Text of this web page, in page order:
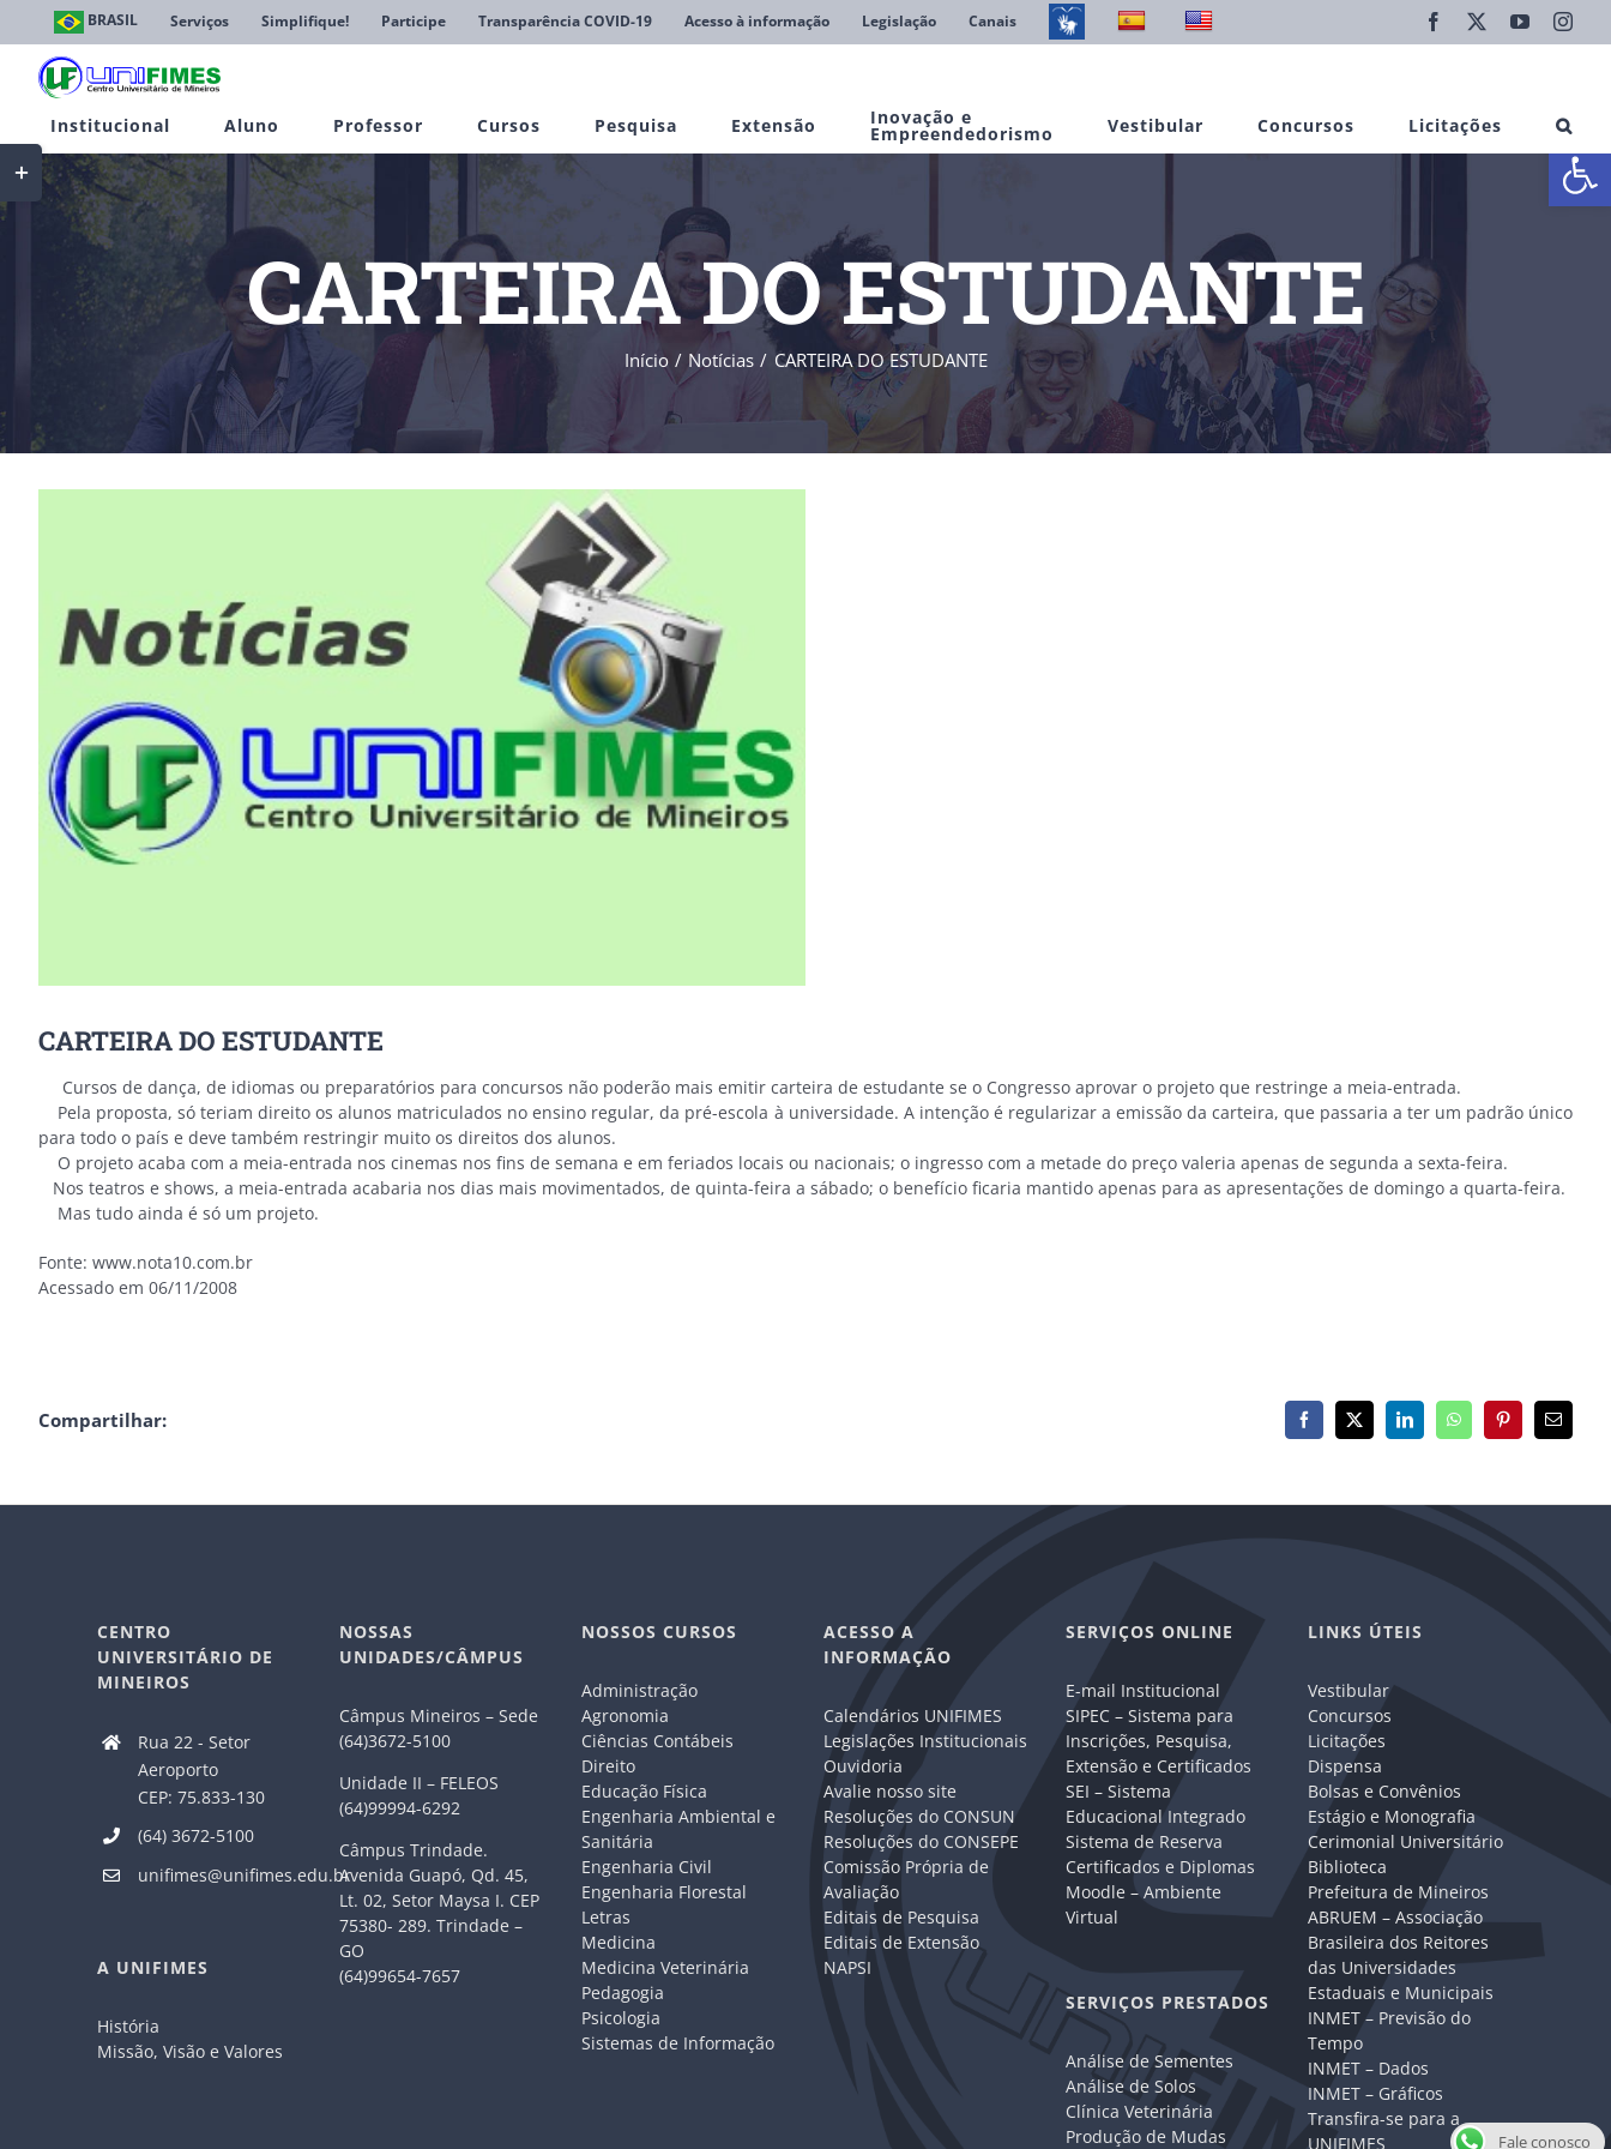
Abrir
conteúdo
BRASIL Serviços Simplifique! Participe Transparência COVID-19 Acesso à informação Legislação Canais Facebook YouTube
Institucional Aluno Professor Cursos Pesquisa Extensão Inovação e
Empreendedorismo Vestibular Concursos Licitações
CARTEIRA DO ESTUDANTE
Início Notícias CARTEIRA DO ESTUDANTE
CARTEIRA DO ESTUDANTE
Cursos de dança, de idiomas ou preparatórios para concursos não poderão mais emitir carteira de estudante se o Congresso aprovar o projeto que restringe a meia-entrada.
Pela proposta, só teriam direito os alunos matriculados no ensino regular, da pré-escola à universidade. A intenção é regularizar a emissão da carteira, que passaria a ter um padrão único
para todo o país e deve também restringir muito os direitos dos alunos.
O projeto acaba com a meia-entrada nos cinemas nos fins de semana e em feriados locais ou nacionais; o ingresso com a metade do preço valeria apenas de segunda a sexta-feira.
Nos teatros e shows, a meia-entrada acabaria nos dias mais movimentados, de quinta-feira a sábado; o benefício ficaria mantido apenas para as apresentações de domingo a quarta-feira.
Mas tudo ainda é só um projeto.
Fonte: www.nota10.com.br
Acessado em 06/11/2008
Compartilhar: Facebook
X LinkedInWhatsAppPinterest
E-
mail
CENTRO
UNIVERSITÁRIO DE
MINEIROS
Rua 22 - Setor
Aeroporto
CEP: 75.833-130
(64) 3672-5100
unifimes@unifimes.edu.br
A UNIFIMES
História
Missão, Visão e Valores
NOSSAS
UNIDADES/CÂMPUS
Câmpus Mineiros – Sede
(64)3672-5100
Unidade II – FELEOS
(64)99994-6292
Câmpus Trindade.
Avenida Guapó, Qd. 45,
Lt. 02, Setor Maysa I. CEP
75380- 289. Trindade –
GO
(64)99654-7657
NOSSOS CURSOS
Administração
Agronomia
Ciências Contábeis
Direito
Educação Física
Engenharia Ambiental e
Sanitária
Engenharia Civil
Engenharia Florestal
Letras
Medicina
Medicina Veterinária
Pedagogia
Psicologia
Sistemas de Informação
ACESSO A
INFORMAÇÃO
Calendários UNIFIMES
Legislações Institucionais
Ouvidoria
Avalie nosso site
Resoluções do CONSUN
Resoluções do CONSEPE
Comissão Própria de
Avaliação
Editais de Pesquisa
Editais de Extensão
NAPSI
SERVIÇOS ONLINE
E-mail Institucional
SIPEC – Sistema para
Inscrições, Pesquisa,
Extensão e Certificados
SEI – Sistema
Educacional Integrado
Sistema de Reserva
Certificados e Diplomas
Moodle – Ambiente
Virtual
SERVIÇOS PRESTADOS
Análise de Sementes
Análise de Solos
Clínica Veterinária
Produção de Mudas
LINKS ÚTEIS
Vestibular
Concursos
Licitações
Dispensa
Bolsas e Convênios
Estágio e Monografia
Cerimonial Universitário
Biblioteca
Prefeitura de Mineiros
ABRUEM – Associação
Brasileira dos Reitores
das Universidades
Estaduais e Municipais
INMET – Previsão do
Tempo
INMET – Dados
INMET – Gráficos
Transfira-se para a
UNIFIMES
Toggle
Sliding
Bar
Fale conosco